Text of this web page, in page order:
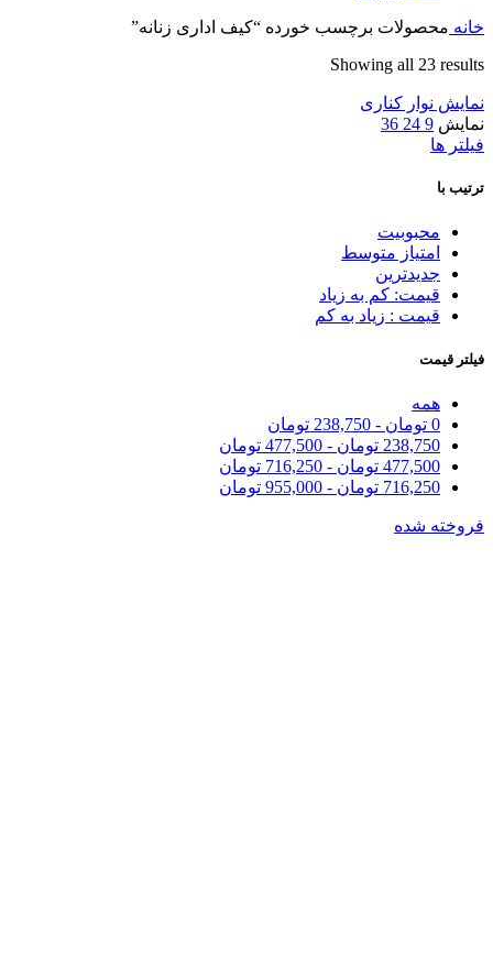
خانه محصولات برچسب خورده “کیف اداری زنانه”
Showing all 23 results
نمایش نوار کناری
نمایش 9
24
36
فیلتر ها
ترتیب با
محبوبیت
امتیاز متوسط
جدیدترین
قیمت: کم به زیاد
قیمت : زیاد به کم
فیلتر قیمت
همه
0 تومان -
238,750 تومان
238,750 تومان -
477,500 تومان
477,500 تومان -
716,250 تومان
716,250 تومان -
955,000 تومان
فروخته شده